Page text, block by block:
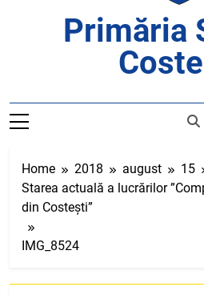
Primăria
Home 2018 august
15
Starea actuală a lucrărilor
din Costești”
IMG_8524